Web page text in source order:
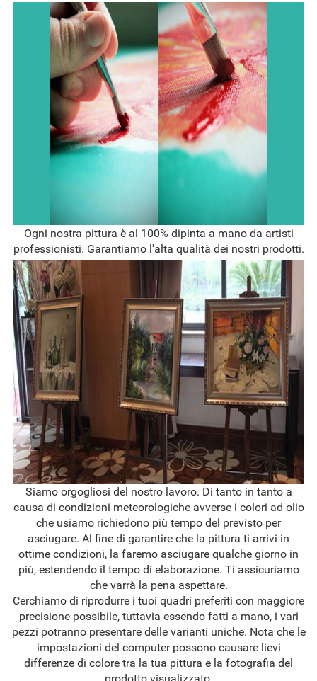
Ogni nostra pittura è al 100% dipinta a mano da artisti
professionisti. Garantiamo l'alta qualità dei nostri prodotti.
Siamo orgogliosi del nostro lavoro. Di tanto in tanto a
causa di condizioni meteorologiche avverse i colori ad olio
che usiamo richiedono più tempo del previsto per
asciugare. Al fine di garantire che la pittura ti arrivi in
ottime condizioni, la faremo asciugare qualche giorno in
più, estendendo il tempo di elaborazione. Ti assicuriamo
che varrà la pena aspettare.
Cerchiamo di riprodurre i tuoi quadri preferiti con maggiore
precisione possibile, tuttavia essendo fatti a mano, i vari
pezzi potranno presentare delle varianti uniche. Nota che le
impostazioni del computer possono causare lievi
differenze di colore tra la tua pittura e la fotografia del